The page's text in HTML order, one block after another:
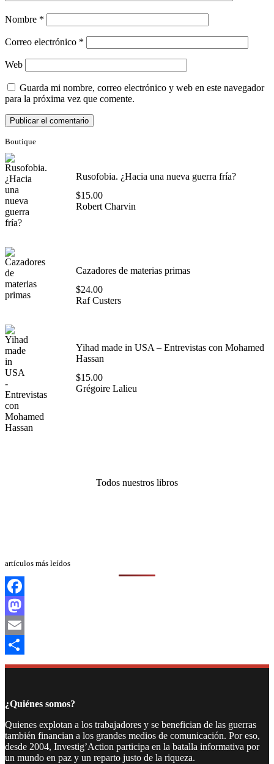
Nombre *
Correo electrónico *
Web
Guarda mi nombre, correo electrónico y web en este navegador
para la próxima vez que comente.
Boutique
Rusofobia. ¿Hacia una nueva guerra fría?
$15.00
Robert Charvin
Cazadores de materias primas
$24.00
Raf Custers
Yihad made in USA – Entrevistas con Mohamed
Hassan
$15.00
Grégoire Lalieu
Todos nuestros libros
artículos más leídos
Facebook
Mastodon
Email
Compartir
¿Quiénes somos?
Quienes explotan a los trabajadores y se benefician de las guerras
también financian a los grandes medios de comunicación. Por eso,
desde 2004, Investig’Action participa en la batalla informativa por
un mundo en paz y un reparto justo de la riqueza.